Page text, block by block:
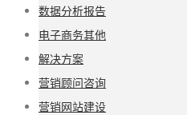
数据分析报告
电子商务其他
解决方案
营销顾问咨询
营销网站建设